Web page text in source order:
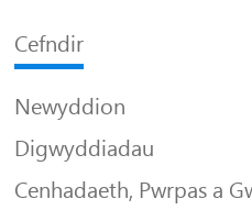
Cefndir
Newyddion
Digwyddiadau
Cenhadaeth, Pwrpas a